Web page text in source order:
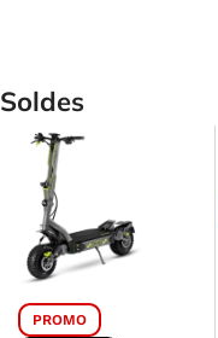
Soldes
PROMO